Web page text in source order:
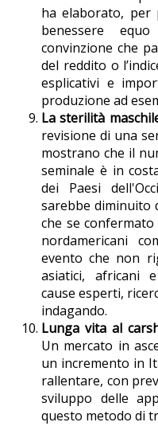
ha elaborato, per
benessere
convinzione che
del reddito o
esplicativi e
produzione ad
La sterilità
revisione di una
mostrano che il
seminale è in
dei Paesi
sarebbe diminuito
che se
nordamericani
evento che non
asiatici, africani
cause esperti,
indagando.
Lunga vita al
Un mercato in
un incremento in
rallentare, con
sviluppo delle
questo metodo di